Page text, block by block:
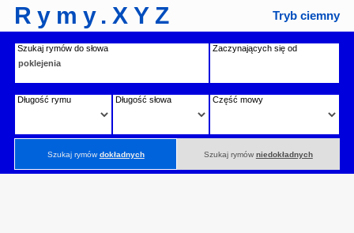
Rymy.XYZ Tryb ciemny
Szukaj rymów do słowa Zaczynających się od
Długość rymu Długość słowa Część mowy
Szukaj rymówdokładnych Szukaj rymów niedokładnych